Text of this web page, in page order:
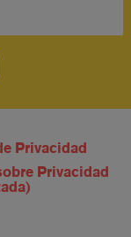
Privacidad
Privacidad